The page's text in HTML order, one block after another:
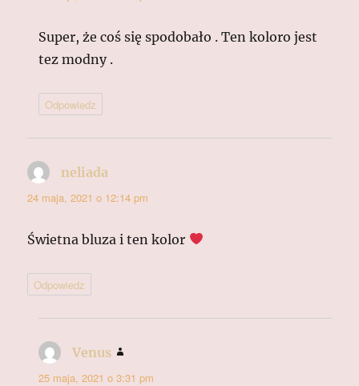
Super, że coś się spodobało . Ten koloro jest
tez modny .
Odpowiedz
neliada
24 maja, 2021 o 12:14 pm
Świetna bluza i ten kolor
Odpowiedz
Venus
25 maja, 2021 o 3:31 pm